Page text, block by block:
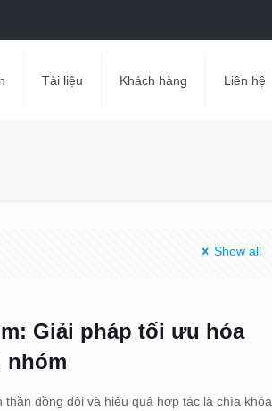
Tài liệu Khách hàng Liên hệ
Show all
Giải pháp tối ưu hóa
nhóm
đồng đội và hiệu quả hợp tác là chìa khóa